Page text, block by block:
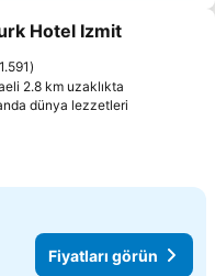
ekle
Hotel Izmit
1.591
2.8 km uzaklıkta
dünya lezzetleri
Fiyatları görün